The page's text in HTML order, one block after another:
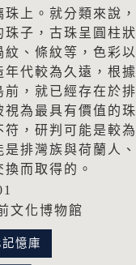
上。就分類來說
子，古珠呈圓柱
、條紋等，色彩
代較為久遠，根
，就已經存在於
視為最具有價值的
，研判可能是較
排灣族與荷蘭人
而取得的。
文化博物館
憶庫